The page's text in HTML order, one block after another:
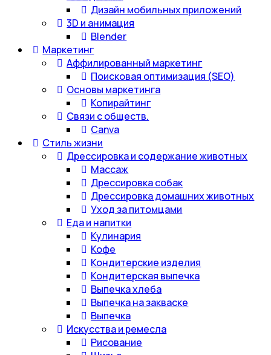
Дизайн мобильных приложений
3D и анимация
Blender
Маркетинг
Аффилированный маркетинг
Поисковая оптимизация (SEO)
Основы маркетинга
Копирайтинг
Связи с обществ.
Canva
Стиль жизни
Дрессировка и содержание животных
Массаж
Дрессировка собак
Дрессировка домашних животных
Уход за питомцами
Еда и напитки
Кулинария
Кофе
Кондитерские изделия
Кондитерская выпечка
Выпечка хлеба
Выпечка на закваске
Выпечка
Искусства и ремесла
Рисование